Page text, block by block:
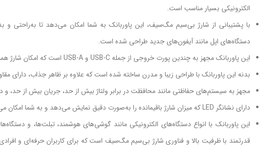
الکترونیکی بسیار مناسب است.
با پشتیبانی از شارژ بی‌سیم مگ‌سیف، این پاوربانک به شما امکان می‌دهد تا به‌راحتی و
دستگاه‌های اپل مانند آیفون‌های جدید طراحی شده است.
این پاوربانک مجهز به چندین پورت خروجی از جمله USB-C و USB-A است که امکان شارژ همزمان چندین دستگاه را با سرعت بالا فراهم می‌کند.
بدنه این پاوربانک با طراحی زیبا و مدرن ساخته شده است که علاوه بر ظاهر جذاب،
مجهز به سیستم‌های حفاظتی مانند محافظت در برابر ولتاژ بیش از حد، جریان بیش از حد، و
دارای نشانگر LED که میزان شارژ باقیمانده را به‌صورت دقیق نمایش می‌دهد و به شما امکان می‌دهد وضعیت باتری را به‌راحتی پیگیری کنید.
این پاوربانک با انواع دستگاه‌های الکترونیکی مانند گوشی‌های هوشمند، تبلت‌ها، و
قدرتمند با ظرفیت بالا و فناوری شارژ بی‌سیم مگ‌سیف است که برای کاربران حرفه‌ای و